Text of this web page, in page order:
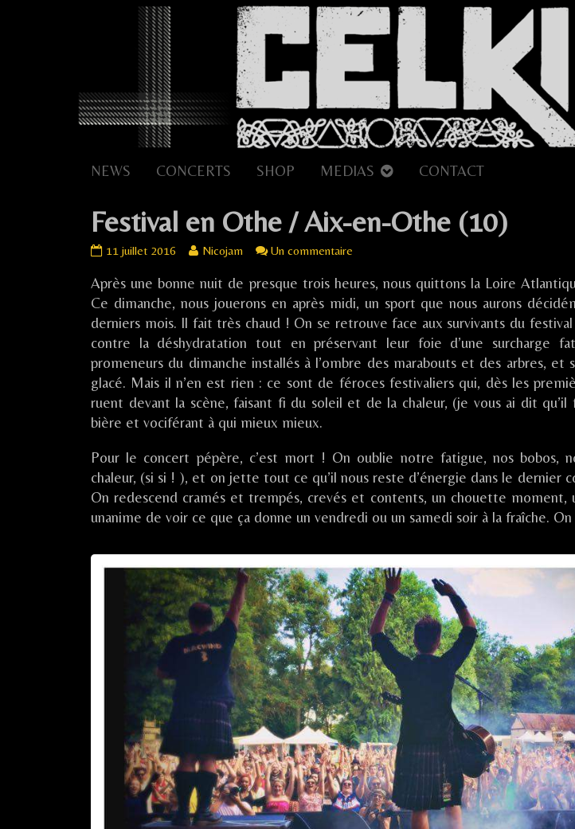
NEWS CONCERTS SHOP MEDIAS CONTACT
Festival en Othe / Aix-en-Othe (10)
Festival
Othe
/
Aix-
Othe
(10)
published
on
11 juillet 2016
Read
posts
by
the
of
Festival
en
Othe
/
en-
Othe
(10),
Nicojam Un commentaire
en
Othe
en-
Othe
(10)
Après une bonne nuit de presque trois heures, nous quittons la Loire
Ce dimanche, nous jouerons en après midi, un sport que nous aurons
derniers mois. Il fait très chaud ! On se retrouve face aux survivants du
contre la déshydratation tout en préservant leur foie d’une surcharge
promeneurs du dimanche installés à l’ombre des marabouts et des arbres,
glacé. Mais il n’en est rien : ce sont de féroces festivaliers qui, dès les
ruent devant la scène, faisant fi du soleil et de la chaleur, (je vous ai dit qu’il
bière et vociférant à qui mieux mieux.
Pour le concert pépère, c’est mort ! On oublie notre fatigue, nos bobos,
chaleur, (si si ! ), et on jette tout ce qu’il nous reste d’énergie dans le dernier
On redescend cramés et trempés, crevés et contents, un chouette moment,
unanime de voir ce que ça donne un vendredi ou un samedi soir à la fraîche.